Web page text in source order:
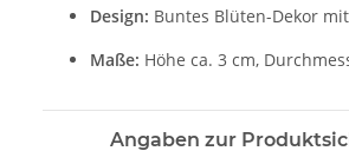
Design: Buntes Blüten-Dekor
Maße: Höhe ca. 3 cm,
Angaben zur